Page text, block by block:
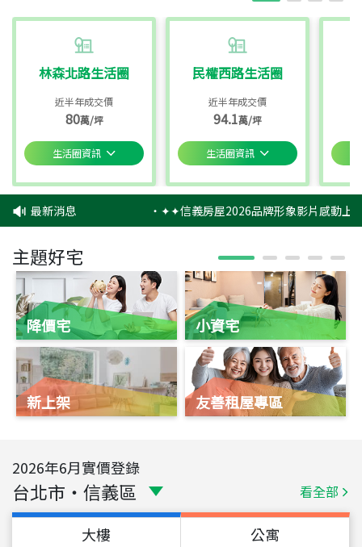
林森北路生活圈
近半年成交價
80萬/坪
生活圈資訊
民權西路生活圈
近半年成交價
94.1萬/坪
生活圈資訊
最新消息 ‧✦✦信義房屋2026品牌形象影片感動上
主題好宅
降價宅
新上架
小資宅
友善租屋專區
2026年6月實價登錄
台北市 ・ 信義區 看全部
大樓 公寓